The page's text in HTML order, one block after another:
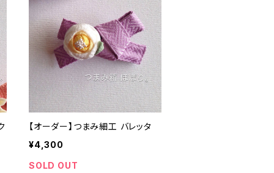
【オーダー】つまみ細工 バレッタ
¥4,300
SOLD OUT